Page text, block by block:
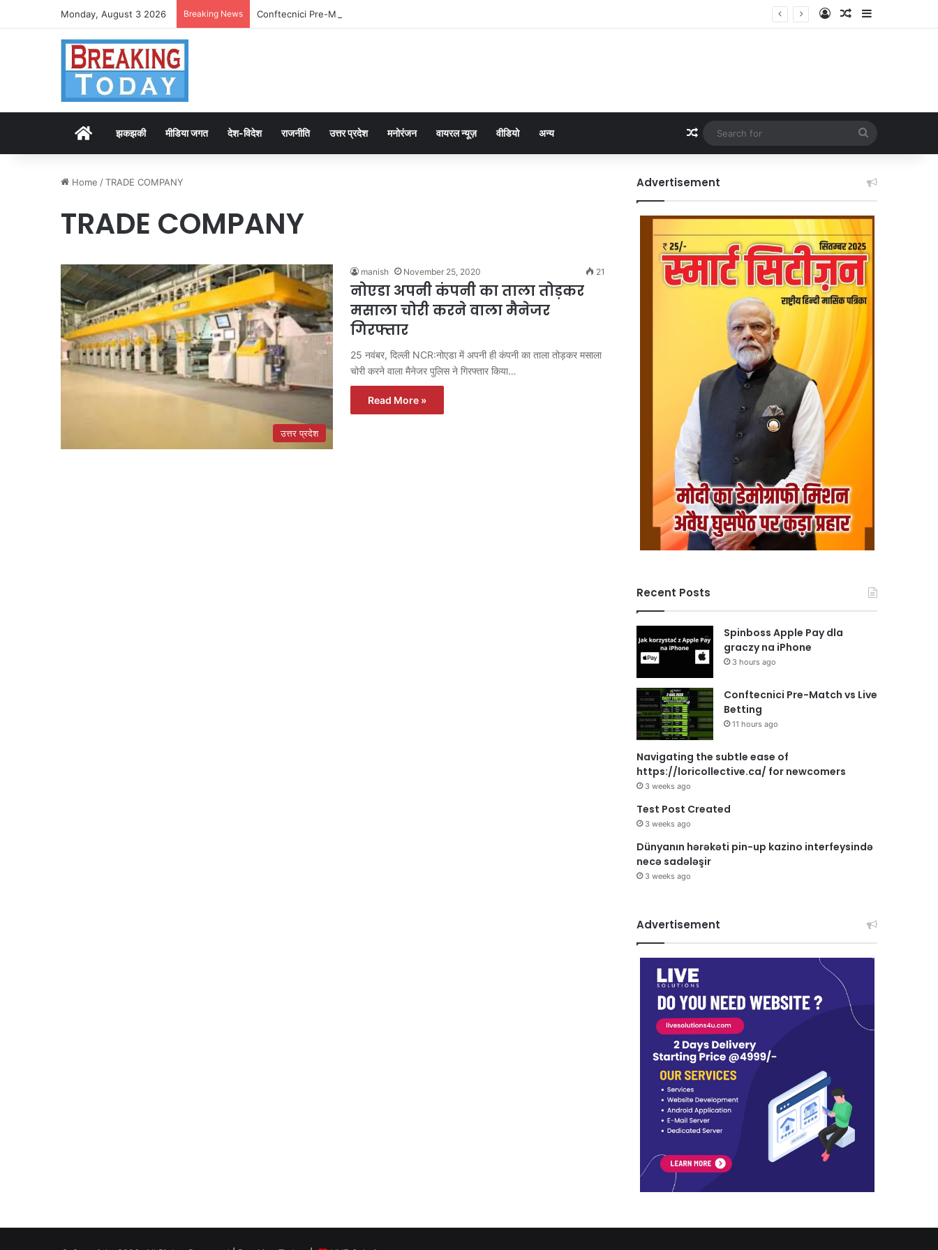
Monday, August 3 2026 Breaking News Conftecnici Pre-Match vs Live Betting Log InRandom Article
Sidebar
Homeझकझकी मीडिया जगत देश-विदेश राजनीति उत्तर प्रदेश मनोरंजन वायरल न्यूज़ वीडियो अन्य Random Article
for
Home /TRADE COMPANY
TRADE COMPANY
उत्तर प्रदेश
manish November 25, 2020 21
नोएडा अपनी कंपनी का ताला तोड़कर
मसाला चोरी करने वाला मैनेजर
गिरफ्तार
25 नवंबर, दिल्ली NCR:नोएडा में अपनी ही कंपनी का ताला तोड़कर मसाला
चोरी करने वाला मैनेजर पुलिस ने गिरफ्तार किया…
Read More »
Advertisement
Recent Posts
Spinboss Apple Pay dla
graczy na iPhone
3 hours ago
Conftecnici Pre-Match vs Live
Betting
11 hours ago
Navigating the subtle ease of
https://loricollective.ca/ for newcomers
3 weeks ago
Test Post Created
3 weeks ago
Dünyanın hərəkəti pin-up kazino interfeysində
necə sadələşir
3 weeks ago
Advertisement